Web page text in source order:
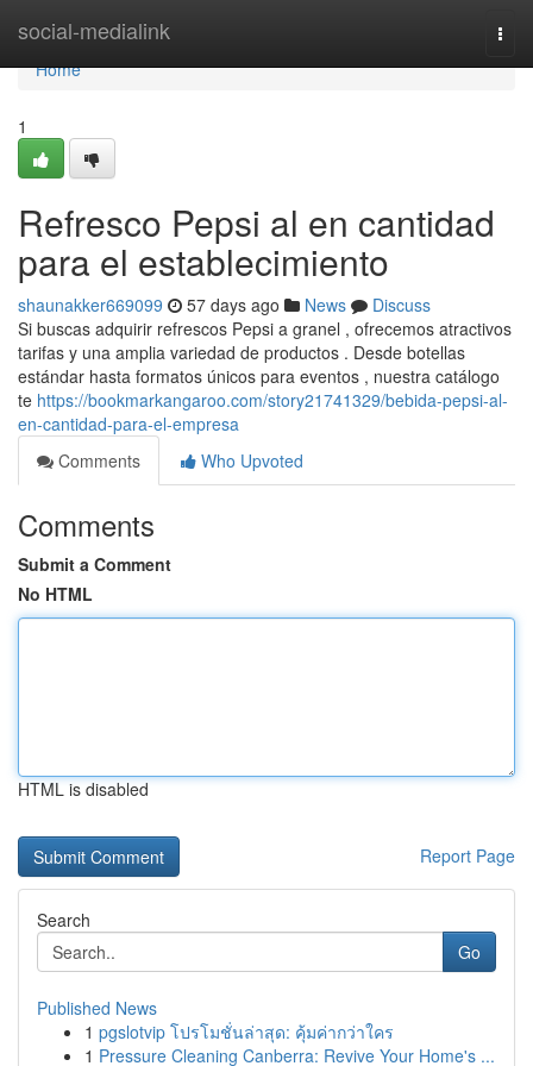
social-medialink
Home
Home
1
Refresco Pepsi al en cantidad
para el establecimiento
shaunakker669099 57 days ago News
Discuss
Si buscas adquirir refrescos Pepsi a granel , ofrecemos atractivos
tarifas y una amplia variedad de productos . Desde botellas
estándar hasta formatos únicos para eventos , nuestra catálogo
te https://bookmarkangaroo.com/story21741329/bebida-pepsi-al-
en-cantidad-para-el-empresa
Comments
Who Upvoted
Comments
Submit a Comment
No HTML
HTML is disabled
Report Page
Search
Go
Published News
1 pgslotvip โปรโมชั่นล่าสุด: คุ้มค่ากว่าใคร
1 Pressure Cleaning Canberra: Revive Your Home's ...